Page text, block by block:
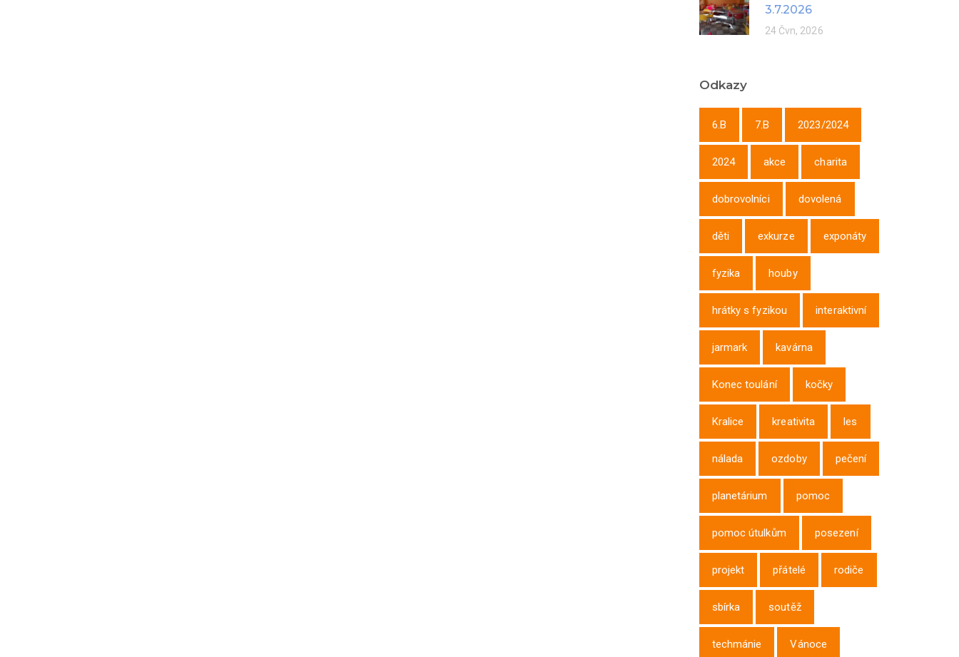
3.7.2026
24 Čvn, 2026
Odkazy
6.B 7.B 2023/2024
2024 akce charita
dobrovolníci dovolená
děti exkurze exponáty
fyzika houby
hrátky s fyzikou interaktivní
jarmark kavárna
Konec toulání kočky
Kralice kreativita les
nálada ozdoby pečení
planetárium pomoc
pomoc útulkům posezení
projekt přátelé rodiče
sbírka soutěž
techmánie Vánoce